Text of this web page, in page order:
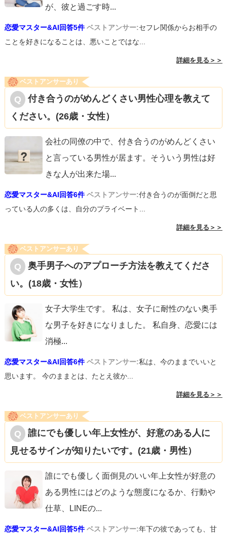
が、彼と過ごす時...
恋愛マスター&AI回答5件 ベストアンサー:セフレ関係からお相手の
ことを好きになることは、悪いことではな...
詳細を見る＞＞
ベストアンサーあり
付き合うのがめんどくさい男性心理を教えて
ください。(26歳・女性）
会社の同僚の中で、付き合うのがめんどくさい
と言っている男性が居ます。そういう男性は好
きな人が出来た場...
恋愛マスター&AI回答6件 ベストアンサー:付き合うのが面倒だと思
っている人の多くは、自分のプライベート...
詳細を見る＞＞
ベストアンサーあり
奥手男子へのアプローチ方法を教えてくださ
い。(18歳・女性）
女子大学生です。 私は、女子に耐性のない奥手
な男子を好きになりました。 私自身、恋愛には
消極...
恋愛マスター&AI回答6件 ベストアンサー:私は、今のままでいいと
思います。 今のままとは、たとえ彼か...
詳細を見る＞＞
ベストアンサーあり
誰にでも優しい年上女性が、好意のある人に
見せるサインが知りたいです。(21歳・男性）
誰にでも優しく面倒見のいい年上女性が好意の
ある男性にはどのような態度になるか、行動や
仕草、LINEの...
恋愛マスター&AI回答5件 ベストアンサー:年下の彼であっても、甘